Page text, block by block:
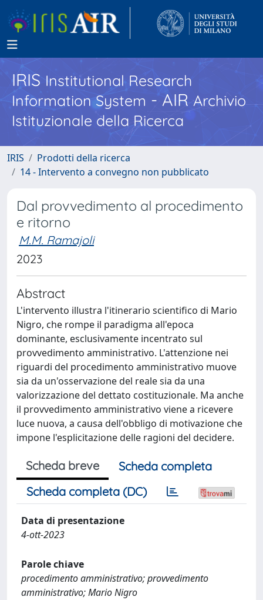
IRISInstitutional Research
Information System - AIR Archivio
Istituzionale della Ricerca
IRIS
Prodotti della ricerca
14 - Intervento a convegno non pubblicato
Dal provvedimento al procedimento
e ritorno
M.M. Ramajoli
2023
Abstract
L'intervento illustra l'itinerario scientifico di Mario
Nigro, che rompe il paradigma all'epoca
dominante, esclusivamente incentrato sul
provvedimento amministrativo. L'attenzione nei
riguardi del procedimento amministrativo muove
sia da un'osservazione del reale sia da una
valorizzazione del dettato costituzionale. Ma anche
il provvedimento amministrativo viene a ricevere
luce nuova, a causa dell'obbligo di motivazione che
impone l'esplicitazione delle ragioni del decidere.
Scheda breve
Scheda completa
Scheda completa (DC)
Data di presentazione
4-ott-2023
Parole chiave
procedimento amministrativo; provvedimento
amministrativo; Mario Nigro